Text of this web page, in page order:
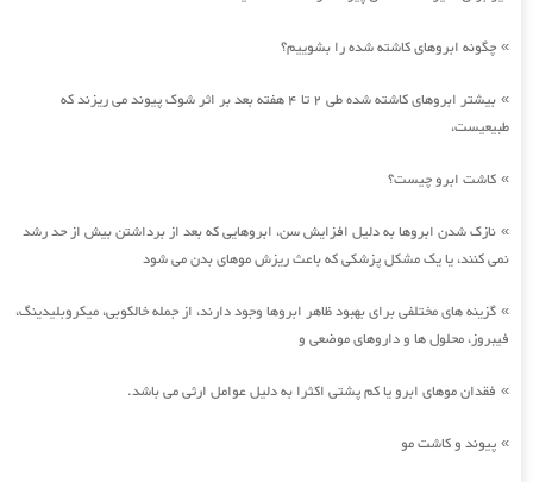
» چگونه ابروهای کاشته شده را بشوییم؟
»
بیشتر ابروهای کاشته شده طی 2 تا 4 هفته بعد بر اثر شوک پیوند می ریزند که
طبیعیست،
» کاشت ابرو چیست؟
» نازک شدن ابروها به دلیل افزایش سن، ابروهایی که بعد از برداشتن بیش از حد رشد
نمی کنند، یا یک مشکل پزشکی که باعث ریزش موهای بدن می شود
» گزینه های مختلفی برای بهبود ظاهر ابروها وجود دارند، از جمله خالکوبی، میکروبلیدینگ،
فیبروز، محلول ها و داروهای موضعی و
» فقدان موهای ابرو یا کم پشتی اکثرا به دلیل عوامل ارثی می باشد.
» پیوند و کاشت مو